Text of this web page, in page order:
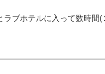
ブホテルに入って数時間